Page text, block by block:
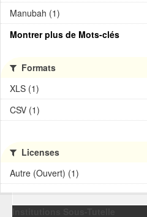
Manubah (1)
Montrer plus de Mots-clés
Formats
XLS (1)
CSV (1)
Licenses
Autre (Ouvert) (1)